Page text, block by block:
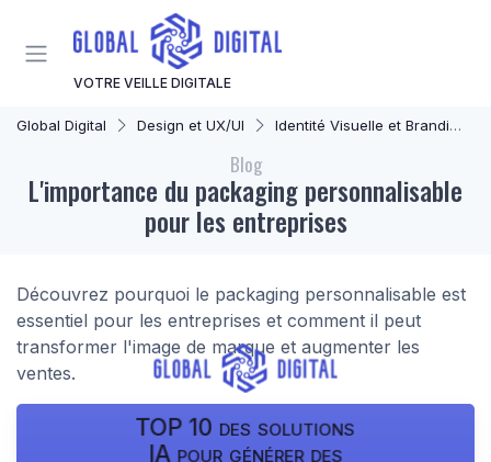
VOTRE VEILLE DIGITALE
Global Digital Design et UX/UI Identité Visuelle et Branding
Blog
L'importance du packaging personnalisable
pour les entreprises
Découvrez pourquoi le packaging personnalisable est
essentiel pour les entreprises et comment il peut
transformer l'image de marque et augmenter les
ventes.
TOP 10 des solutions
IA pour générer des
Panneau de gestion des cookies